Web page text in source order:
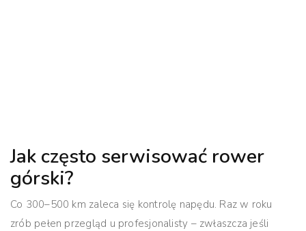
Jak często serwisować rower
górski?
Co 300–500 km zaleca się kontrolę napędu. Raz w roku
zrób pełen przegląd u profesjonalisty – zwłaszcza jeśli